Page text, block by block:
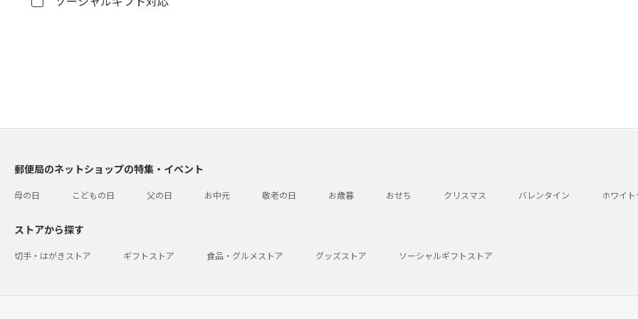
郵便局のネットショップの特集・イベント
母の日 こどもの日 父の日 お中元 敬老の日 お歳暮 おせち クリスマス バレンタイン ホワイ
ストアから探す
切手・はがきストア ギフトストア 食品・グルメストア グッズストア ソーシャルギフトストア